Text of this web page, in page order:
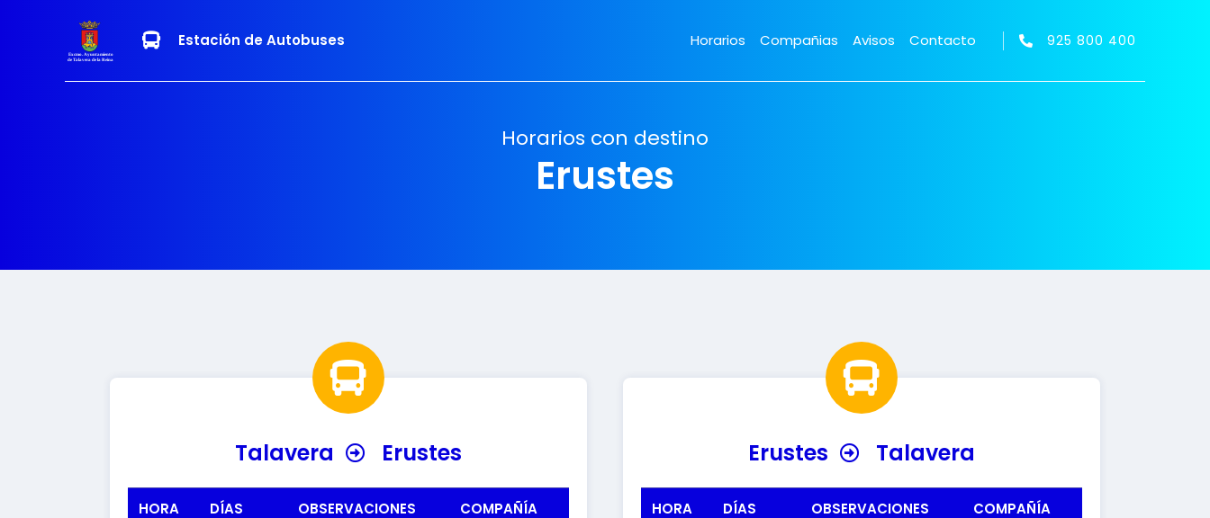
Excmo. Ayuntamiento
de Talavera de la Reina
Estación de Autobuses Horarios Compañias Avisos Contacto 925 800 400
Horarios con destino
Erustes
Talavera Erustes
HORA DÍAS OBSERVACIONES COMPAÑÍA
Erustes Talavera
HORA DÍAS OBSERVACIONES COMPAÑÍA